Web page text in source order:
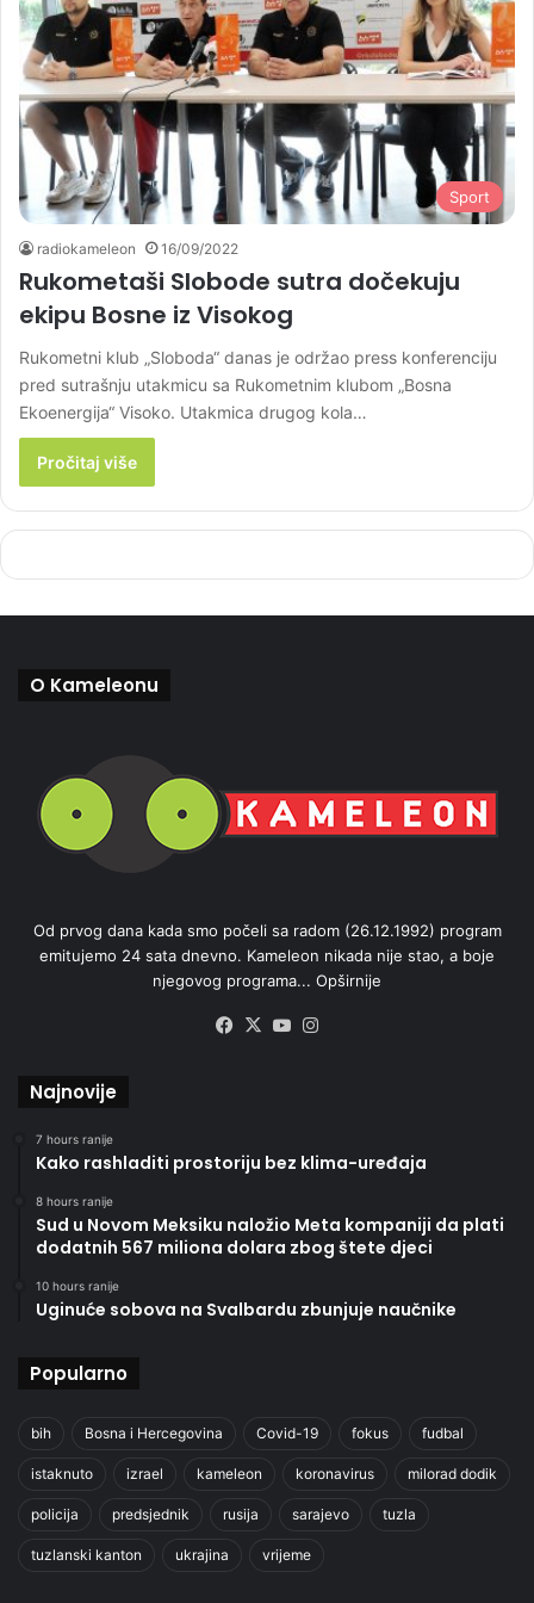
Sport
radiokameleon 16/09/2022
Rukometaši Slobode sutra dočekuju
ekipu Bosne iz Visokog
Rukometni klub „Sloboda“ danas je održao press konferenciju
pred sutrašnju utakmicu sa Rukometnim klubom „Bosna
Ekoenergija“ Visoko. Utakmica drugog kola…
Pročitaj više
O Kameleonu
Od prvog dana kada smo počeli sa radom (26.12.1992) program
emitujemo 24 sata dnevno. Kameleon nikada nije stao, a boje
njegovog programa... Opširnije
Facebook
X YouTube
Najnovije
7 hours ranije
Kako rashladiti prostoriju bez klima-uređaja
8 hours ranije
Sud u Novom Meksiku naložio Meta kompaniji da plati
dodatnih 567 miliona dolara zbog štete djeci
10 hours ranije
Uginuće sobova na Svalbardu zbunjuje naučnike
Popularno
bih Bosna i Hercegovina Covid-19 fokus fudbal
istaknuto izrael kameleon koronavirus milorad dodik
policija predsjednik rusija sarajevo tuzla
tuzlanski kanton ukrajina vrijeme